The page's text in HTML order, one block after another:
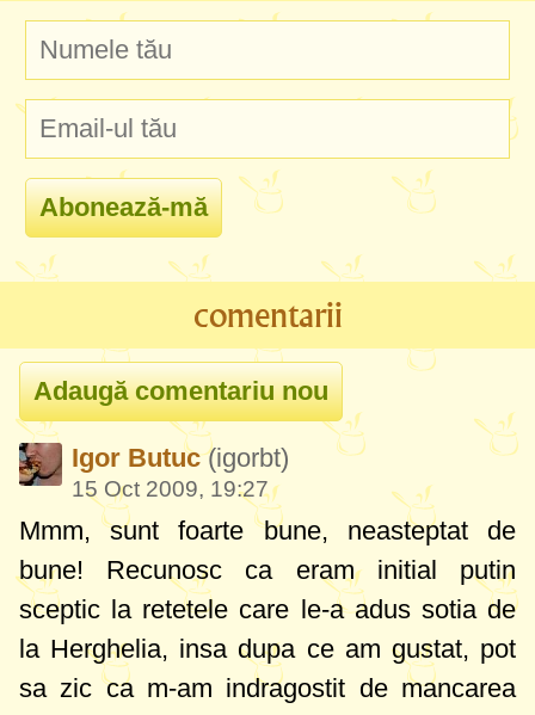
comentarii
Igor Butuc(igorbt)
15 Oct 2009, 19:27
Mmm, sunt foarte bune, neasteptat de
bune! Recunosc ca eram initial putin
sceptic la retetele care le-a adus sotia de
la Herghelia, insa dupa ce am gustat, pot
sa zic ca m-am indragostit de mancarea